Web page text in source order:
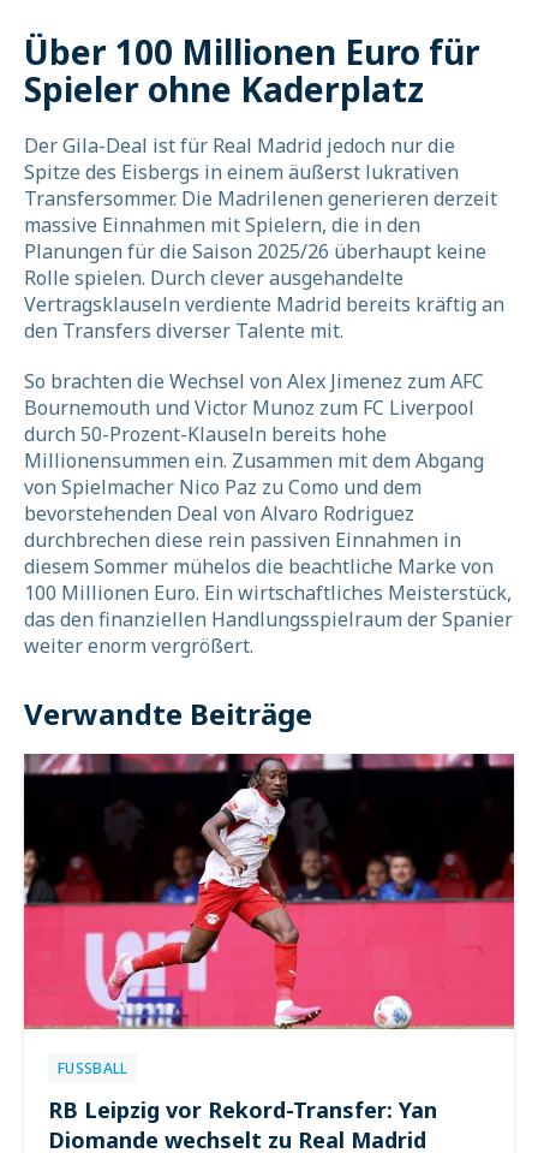
Über 100 Millionen Euro für
Spieler ohne Kaderplatz
Der Gila-Deal ist für Real Madrid jedoch nur die
Spitze des Eisbergs in einem äußerst lukrativen
Transfersommer. Die Madrilenen generieren derzeit
massive Einnahmen mit Spielern, die in den
Planungen für die Saison 2025/26 überhaupt keine
Rolle spielen. Durch clever ausgehandelte
Vertragsklauseln verdiente Madrid bereits kräftig an
den Transfers diverser Talente mit.
So brachten die Wechsel von Alex Jimenez zum AFC
Bournemouth und Victor Munoz zum FC Liverpool
durch 50-Prozent-Klauseln bereits hohe
Millionensummen ein. Zusammen mit dem Abgang
von Spielmacher Nico Paz zu Como und dem
bevorstehenden Deal von Alvaro Rodriguez
durchbrechen diese rein passiven Einnahmen in
diesem Sommer mühelos die beachtliche Marke von
100 Millionen Euro. Ein wirtschaftliches Meisterstück,
das den finanziellen Handlungsspielraum der Spanier
weiter enorm vergrößert.
Verwandte Beiträge
FUSSBALL
RB Leipzig vor Rekord-Transfer: Yan
Diomande wechselt zu Real Madrid